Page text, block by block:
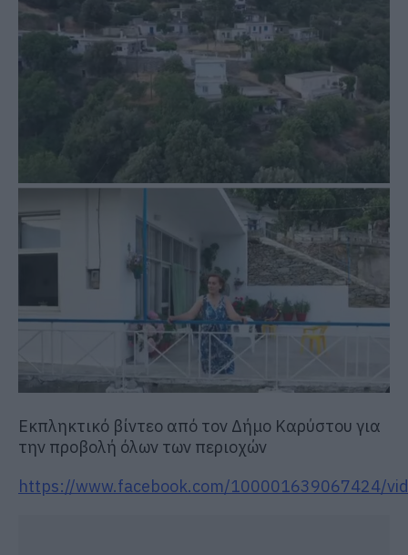
Εκπληκτικό βίντεο από τον Δήμο Καρύστου για
την προβολή όλων των περιοχών
https://www.facebook.com/100001639067424/